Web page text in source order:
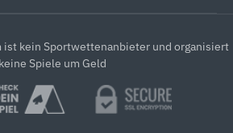
kein Sportwettenanbieter und organisiert
keine Spiele um Geld